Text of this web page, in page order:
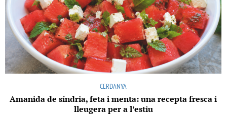
CERDANYA
Amanida de síndria, feta i menta: una recepta fresca i
lleugera per a l’estiu